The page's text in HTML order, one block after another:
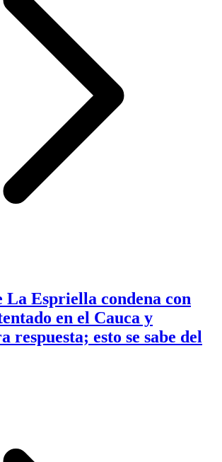
La Espriella condena con
en el Cauca y
respuesta; esto se sabe del